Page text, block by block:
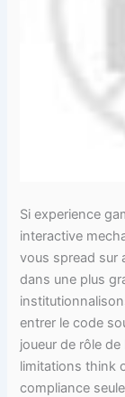
Si experience
interactive
vous spread sur
dans une plus
entrer le code
joueur de rôle
limitations think
compliance